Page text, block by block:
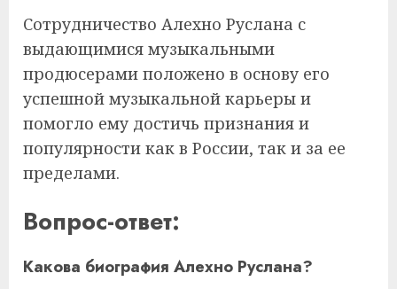
Сотрудничество Алехно Руслана с
выдающимися музыкальными
продюсерами положено в основу его
успешной музыкальной карьеры и
помогло ему достичь признания и
популярности как в России, так и за ее
пределами.
Вопрос-ответ:
Какова биография Алехно Руслана?